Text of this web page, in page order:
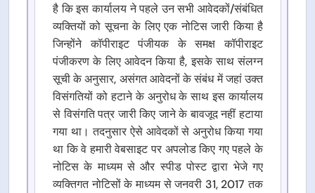
है कि इस कार्यालय ने पहले उन सभी आवेदकों/संबंधित
व्यक्तियों को सूचना के लिए एक नोटिस जारी किया है
जिन्होंने कॉपीराइट पंजीयक के समक्ष कॉपीराइट
पंजीकरण के लिए आवेदन किया है, इसके साथ संलग्न
सूची के अनुसार, असंगत आवेदनों के संबंध में जहां उक्त
विसंगतियों को हटाने के अनुरोध के साथ इस कार्यालय
से विसंगति पत्र जारी किए जाने के बावजूद नहीं हटाया
गया था। तदनुसार ऐसे आवेदकों से अनुरोध किया गया
था कि वे हमारी वेबसाइट पर अपलोड किए गए पहले के
नोटिस के माध्यम से और स्पीड पोस्ट द्वारा भेजे गए
व्यक्तिगत नोटिसों के माध्यम से जनवरी 31, 2017 तक